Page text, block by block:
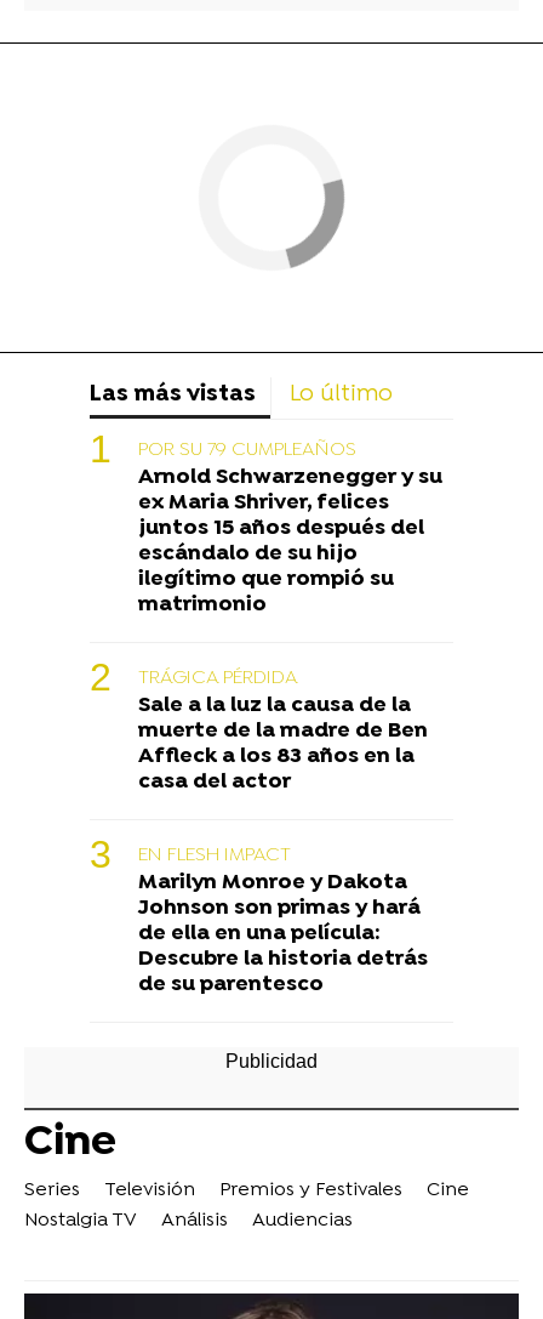
Las más vistas Lo último
POR SU 79 CUMPLEAÑOS
Arnold Schwarzenegger y su
ex Maria Shriver, felices
juntos 15 años después del
escándalo de su hijo
ilegítimo que rompió su
matrimonio
TRÁGICA PÉRDIDA
Sale a la luz la causa de la
muerte de la madre de Ben
Affleck a los 83 años en la
casa del actor
EN FLESH IMPACT
Marilyn Monroe y Dakota
Johnson son primas y hará
de ella en una película:
Descubre la historia detrás
de su parentesco
Cine
Series Televisión Premios y Festivales
Cine
Nostalgia TV
Análisis Audiencias